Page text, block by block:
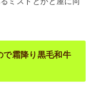
で霜降り黒毛和牛